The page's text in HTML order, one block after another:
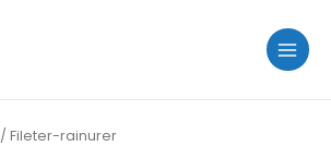
MENU
/ Fileter-rainurer